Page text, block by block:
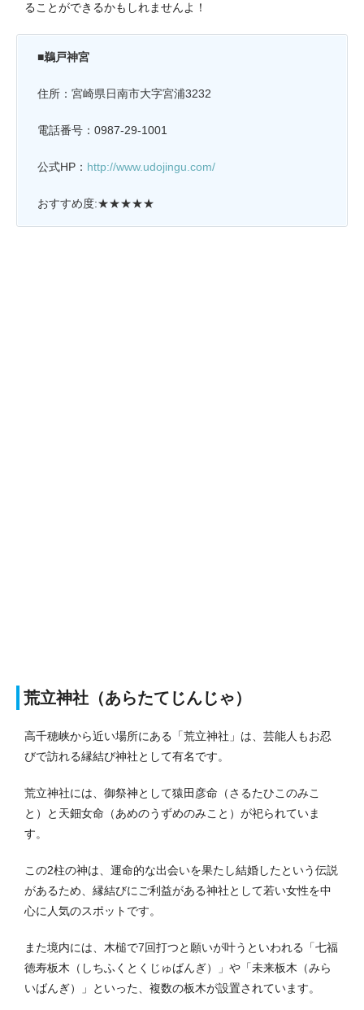
ることができるかもしれませんよ！
■鵜戸神宮
住所：宮崎県日南市大字宮浦3232
電話番号：0987-29-1001
公式HP： http://www.udojingu.com/
おすすめ度:★★★★★
荒立神社（あらたてじんじゃ）
高千穂峡から近い場所にある「荒立神社」は、芸能人もお忍
びで訪れる縁結び神社として有名です。
荒立神社には、 御祭神として猿田彦命（さるたひこのみこ
と）と天鈿女命（あめのうずめのみこと）が祀られていま
す。
この2柱の神は、運命的な出会いを果たし結婚したという伝説
があるため、縁結びにご利益がある神社として若い女性を中
心に人気のスポットです。
また境内には、木槌で7回打つと願いが叶うといわれる「七福
徳寿板木（しちふくとくじゅばんぎ）
」や「未来板木（みら
いばんぎ）
」といった、複数の板木が設置されています。